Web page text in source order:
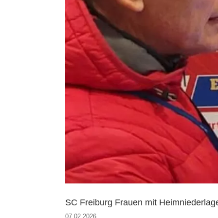
SC Freiburg Frauen mit
07.02.2026